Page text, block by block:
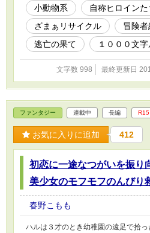
小動物系
自称ヒロインた
ざまぁリサイクル
冒険
逃亡の果て
１０００文
文字数 998 最終更新日
ファンタジー 連載中 長編 R15
お気に入りに追加 412
初恋に一途なつがいを振り
美少女のモフモフのんびり
春野こもも
ハルは３才のとき幼稚園の遠足で拾